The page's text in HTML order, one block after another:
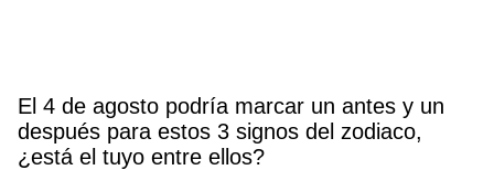
El 4 de agosto podría marcar un antes y un
después para estos 3 signos del zodiaco,
¿está el tuyo entre ellos?